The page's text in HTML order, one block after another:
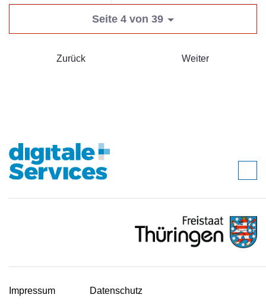
Seite 4 von 39
Zurück Weiter
Impressum Datenschutz